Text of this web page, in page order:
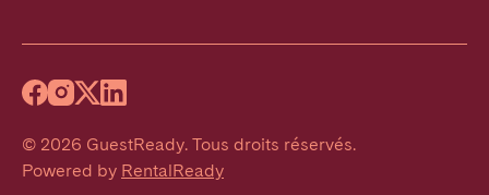
© 2026 GuestReady. Tous droits réservés.
Powered by RentalReady